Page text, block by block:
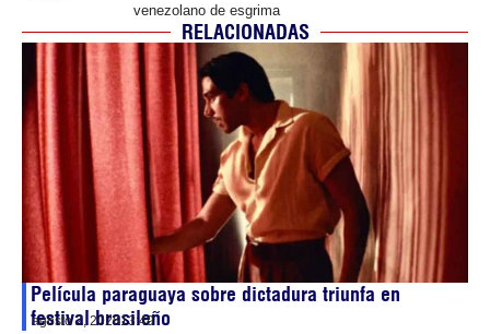
venezolano de esgrima
RELACIONADAS
Película paraguaya sobre dictadura triunfa en
festival brasileño
agosto 2, 202613:49